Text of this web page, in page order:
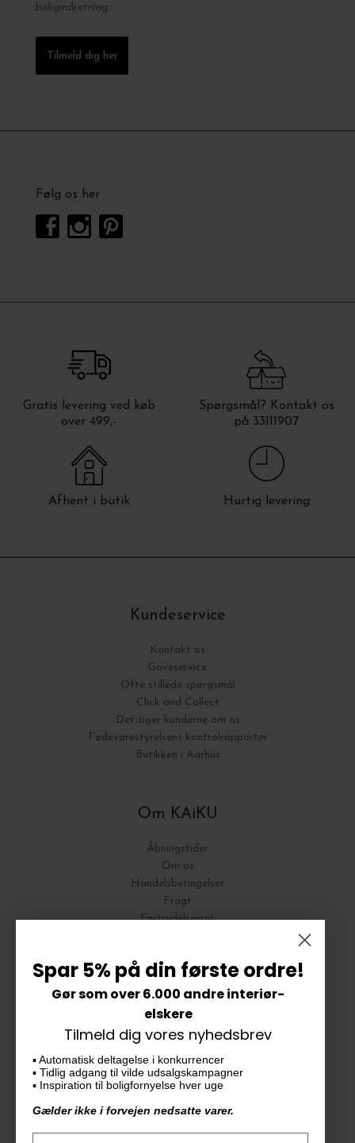
boligindretning.
Tilmeld dig her
Følg os her
Gratis levering ved køb
over 499,-
Spørgsmål? Kontakt os
på 33111907
Afhent i butik Hurtig levering
Kundeservice
Kontakt os
Gaveservice
Ofte stillede spørgsmål
Click and Collect
Det siger kunderne om os
Fødevarestyrelsens kontrolrapporter
Butikken i Aarhus
Om KAiKU
Åbningstider
Om os
Handelsbetingelser
Fragt
Fortrydelsesret
Vores butik
KAiKU ApS
Langdalsvej 46, bygning 7
8220 Brabrand
Tlf. 33 11 19 07
CVR-nr. 30715349
Spar 5% på din første ordre!
Gør som over 6.000 andre interiør-
elskere
Tilmeld dig vores nyhedsbrev
▪️ Automatisk deltagelse i konkurrencer
▪️ Tidlig adgang til vilde udsalgskampagner
▪️ Inspiration til boligfornyelse hver uge
Gælder ikke i forvejen nedsatte varer.